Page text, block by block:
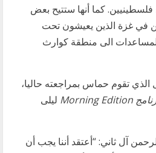
كما أنها ستتيح بعض
في غزة الذين يعيشون تحت
الى منطقة كوارث
الذي تقوم حماس بمراجعته حاليا،
Morning Edition
ليلى
آل ثاني: “أعتقد أننا يجب أن